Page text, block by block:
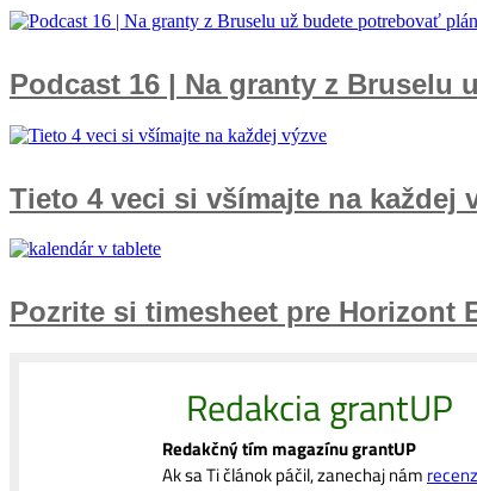
Podcast 16 | Na granty z
Tieto 4 veci si všímajte na každej
Pozrite si timesheet pre Horizont
Redakcia grantUP
Redakčný tím magazínu grantUP
Ak sa Ti článok páčil, zanechaj nám